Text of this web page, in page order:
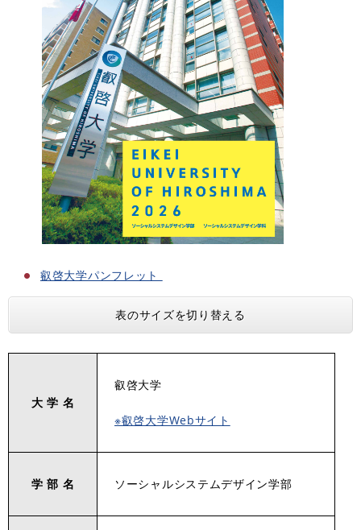
叡啓大学パンフレット
表のサイズを切り替える
大 学 名
叡啓大学
※叡啓大学Webサイト
学 部 名 ソーシャルシステムデザイン学部